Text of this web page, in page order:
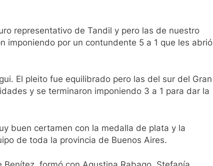
representativo de Tandil y pero las de nuestro
imponiendo por un contundente 5 a 1 que les abrió
El pleito fue equilibrado pero las del sur del Gran
y se terminaron imponiendo 3 a 1 para dar la
buen certamen con la medalla de plata y la
de toda la provincia de Buenos Aires.